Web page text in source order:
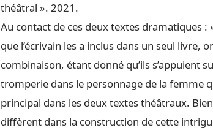
théâtral ». 2021.
Au contact de ces deux textes dramatiques :
que l’écrivain les a inclus dans un seul livre,
combinaison, étant donné qu’ils s’appuient
tromperie dans le personnage de la femme
principal dans les deux textes théâtraux.
diffèrent dans la construction de cette